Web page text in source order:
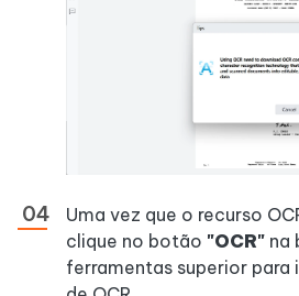
Uma vez que o recurso
clique no botão "OCR" na
ferramentas superior para